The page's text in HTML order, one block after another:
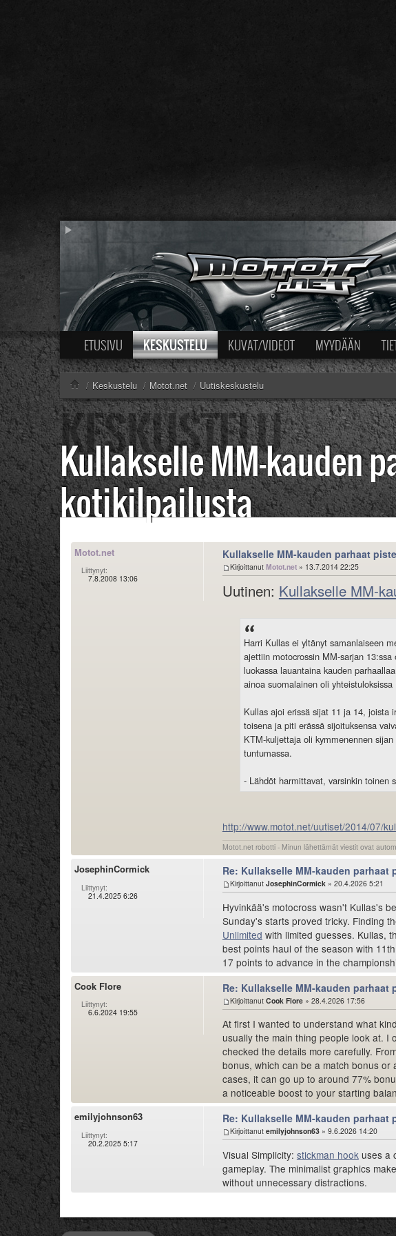
ETUSIVU KESKUSTELU KUVAT/VIDEOT MYYDÄÄN
/ Keskustelu / Motot.net / Uutiskeskustelu
Kullakselle MM-kauden
kotikilpailusta
Motot.net
Liittynyt:
7.8.2008 13:06
Kullakselle MM-kauden parhaat
Kirjoittanut Motot.net» 13.7.2014 22:25
Uutinen: Kullakselle MM-
Harri Kullas ei yltänyt samanlaiseen
ajettiin motocrossin MM-sarjan
luokassa lauantaina kauden
ainoa suomalainen oli
Kullas ajoi erissä sijat 11 ja 14, joista
toisena ja piti erässä sijoituksensa
KTM-kuljettaja oli kymmenennen
tuntumassa.
- Lähdöt harmittavat, varsinkin
http://www.motot.net/uutiset/2014/07/
Motot.net robotti - Minun lähettämät viestit ovat
JosephinCormick
Liittynyt:
21.4.2025 6:26
Re: Kullakselle MM-kauden
Kirjoittanut JosephinCormick» 20.4.2026 5:21
Hyvinkää's motocross wasn't Kullas's
Sunday's starts proved tricky. Finding
Unlimited with limited guesses. Kullas,
best points haul of the season with
17 points to advance in the
Cook Flore
Liittynyt:
6.6.2024 19:55
Re: Kullakselle MM-kauden
Kirjoittanut Cook Flore» 28.4.2026 17:56
At first I wanted to understand what
usually the main thing people look at. I
checked the details more carefully.
bonus, which can be a match bonus
cases, it can go up to around 77%
a noticeable boost to your starting
emilyjohnson63
Liittynyt:
20.2.2025 5:17
Re: Kullakselle MM-kauden
Kirjoittanut emilyjohnson63» 9.6.2026 14:20
Visual Simplicity: stickman hook uses a
gameplay. The minimalist graphics
without unnecessary distractions.